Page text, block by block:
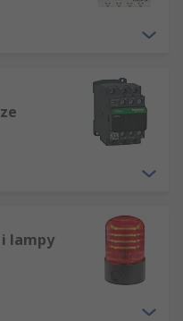
lampy